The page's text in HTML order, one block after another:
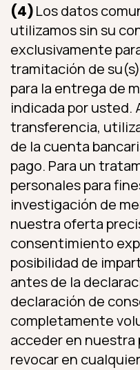
(4)Los datos
utilizamos sin su
exclusivamente
tramitación de
para la entrega de
indicada por usted.
transferencia,
de la cuenta
pago. Para un
personales para
investigación de
nuestra oferta
consentimiento
posibilidad de
antes de la
declaración de
completamente
acceder en nuestra
revocar en